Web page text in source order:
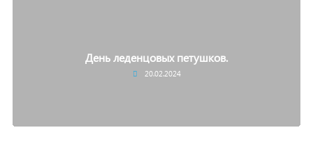
День леденцовых петушков.
20.02.2024